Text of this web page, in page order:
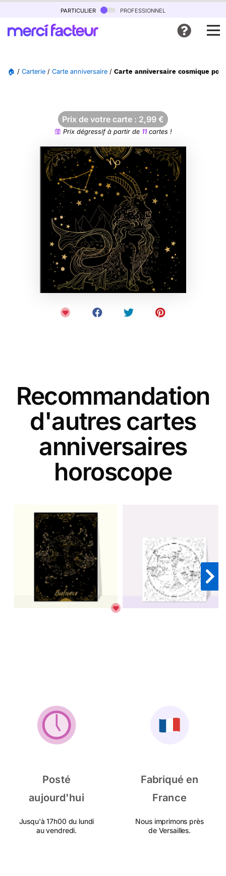
particulier professionnel
🏠 / Carterie / Carte anniversaire / Carte anniversaire cosmique
Prix de votre carte : 2,99 €
Prix dégressif à partir de 11cartes !
Recommandation
d'autres cartes
anniversaires
horoscope
Posté
aujourd'hui
Jusqu'à 17h00 du lundi
au vendredi.
Fabriqué en
France
Nous imprimons près
de Versailles.